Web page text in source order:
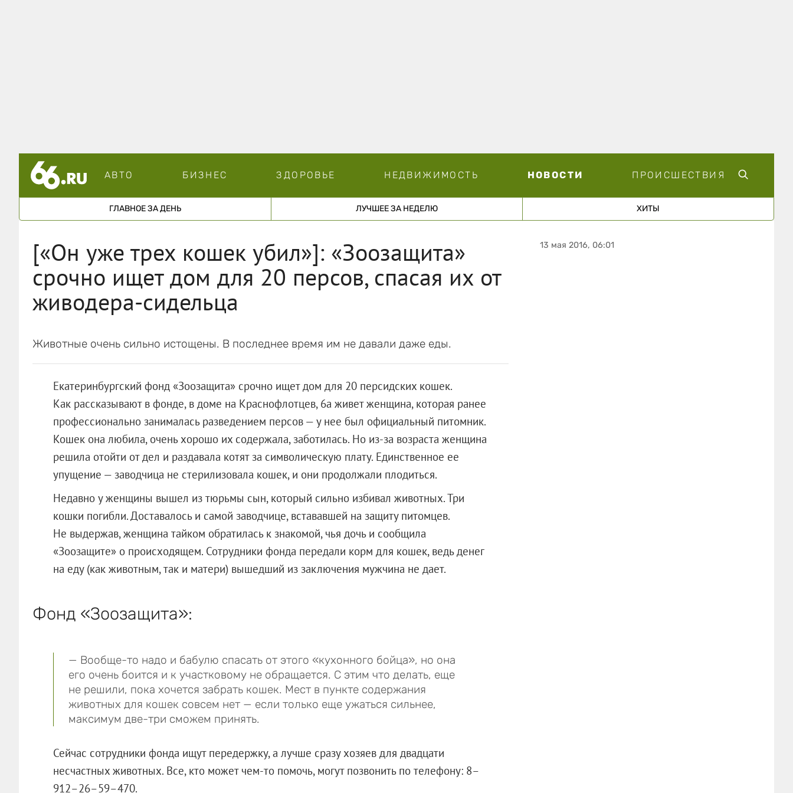
АВТО БИЗНЕС ЗДОРОВЬЕ НЕДВИЖИМОСТЬ НОВОСТИ ПРОИСШЕСТВИЯ
ГЛАВНОЕ ЗА ДЕНЬ ЛУЧШЕЕ ЗА НЕДЕЛЮ ХИТЫ
[«Он уже трех кошек убил»]: «Зоозащита»
срочно ищет дом для 20 персов, спасая их от
живодера-сидельца
Животные очень сильно истощены. В последнее время им не давали даже еды.
Екатеринбургский фонд «Зоозащита» срочно ищет дом для 20 персидских кошек.
Как рассказывают в фонде, в доме на Краснофлотцев, 6а живет женщина, которая ранее
профессионально занималась разведением персов — у нее был официальный питомник.
Кошек она любила, очень хорошо их содержала, заботилась. Но из-за возраста женщина
решила отойти от дел и раздавала котят за символическую плату. Единственное ее
упущение — заводчица не стерилизовала кошек, и они продолжали плодиться.
Недавно у женщины вышел из тюрьмы сын, который сильно избивал животных. Три
кошки погибли. Доставалось и самой заводчице, встававшей на защиту питомцев.
Не выдержав, женщина тайком обратилась к знакомой, чья дочь и сообщила
«Зоозащите» о происходящем. Сотрудники фонда передали корм для кошек, ведь денег
на еду (как животным, так и матери) вышедший из заключения мужчина не дает.
Фонд «Зоозащита»:
— Вообще-то надо и бабулю спасать от этого «кухонного бойца», но она
его очень боится и к участковому не обращается. С этим что делать, еще
не решили, пока хочется забрать кошек. Мест в пункте содержания
животных для кошек совсем нет — если только еще ужаться сильнее,
максимум две-три сможем принять.
Сейчас сотрудники фонда ищут передержку, а лучше сразу хозяев для двадцати
несчастных животных. Все, кто может чем-то помочь, могут позвонить по телефону: 8–
912–26–59–470.
13 мая 2016, 06:01